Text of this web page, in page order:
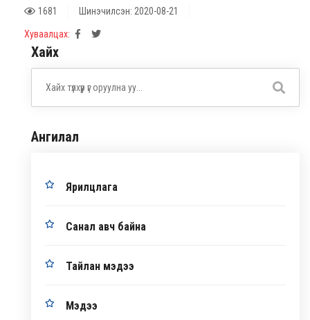
1681 Шинэчилсэн: 2020-08-21
Хуваалцах:
Хайх
Ангилал
Ярилцлага
Санал авч байна
Тайлан мэдээ
Мэдээ